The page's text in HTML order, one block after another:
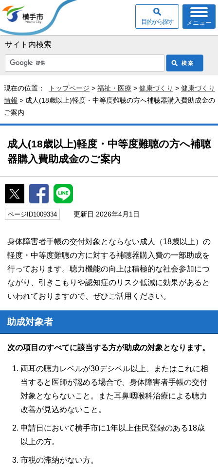
サイト内検索
メニュー
目的から探す
現在の位置： トップページ > 福祉・医療 > 健康づくり > 健康づくり
情報 > 成人(18歳以上)軽度・中等度難聴の方へ補聴器購入費助成金の
ご案内
成人(18歳以上)軽度・中等度難聴の方へ補聴
器購入費助成金のご案内
ページID1009334 更新日 2026年4月1日
身体障害者手帳の交付対象とならない成人（18歳以上）の
軽度・中等度難聴の方に対する補聴器購入費の一部助成を
行っております。聴力機能の向上は積極的な社会参加につ
ながり、引きこもりや認知症のリスク低減に効果があると
いわれておりますので、ぜひご活用ください。
助成対象者
次の項目のすべてに該当する方が助成の対象となります。
両耳の聴力レベルが30デシベル以上、またはこれに相
当すると医師が認める場合で、身体障害者手帳の交付
対象とならないこと。また耳鼻咽喉科治療による聴力
改善が見込めないこと。
申請日において横手市に1年以上住民登録のある18歳
以上の方。
市税の滞納がない方。